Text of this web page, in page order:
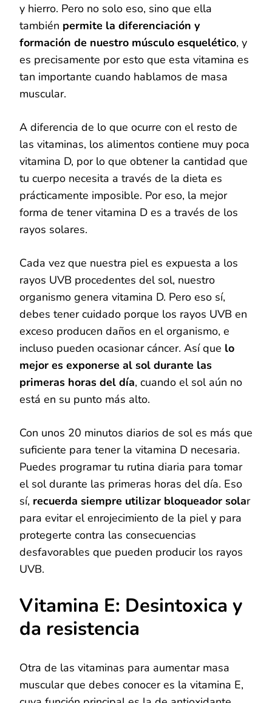
y hierro. Pero no solo eso, sino que ella
también permite la diferenciación y
formación de nuestro músculo esquelético, y
es precisamente por esto que esta vitamina es
tan importante cuando hablamos de masa
muscular.
A diferencia de lo que ocurre con el resto de
las vitaminas, los alimentos contiene muy poca
vitamina D, por lo que obtener la cantidad que
tu cuerpo necesita a través de la dieta es
prácticamente imposible. Por eso, la mejor
forma de tener vitamina D es a través de los
rayos solares.
Cada vez que nuestra piel es expuesta a los
rayos UVB procedentes del sol, nuestro
organismo genera vitamina D. Pero eso sí,
debes tener cuidado porque los rayos UVB en
exceso producen daños en el organismo, e
incluso pueden ocasionar cáncer. Así que lo
mejor es exponerse al sol durante las
primeras horas del día, cuando el sol aún no
está en su punto más alto.
Con unos 20 minutos diarios de sol es más que
suficiente para tener la vitamina D necesaria.
Puedes programar tu rutina diaria para tomar
el sol durante las primeras horas del día. Eso
sí, recuerda siempre utilizar bloqueador solar
para evitar el enrojecimiento de la piel y para
protegerte contra las consecuencias
desfavorables que pueden producir los rayos
UVB.
Vitamina E: Desintoxica y
da resistencia
Otra de las vitaminas para aumentar masa
muscular que debes conocer es la vitamina E,